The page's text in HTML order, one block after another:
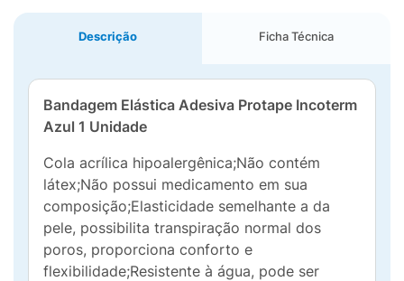
Descrição Ficha Técnica
Bandagem Elástica Adesiva Protape Incoterm
Azul 1 Unidade
Cola acrílica hipoalergênica;Não contém
látex;Não possui medicamento em sua
composição;Elasticidade semelhante a da
pele, possibilita transpiração normal dos
poros, proporciona conforto e
flexibilidade;Resistente à água, pode ser